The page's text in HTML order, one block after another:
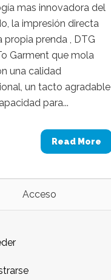
mas innovadora del
la impresión directa
propia prenda , DTG
Garment que mola
una calidad
un tacto agradable
para...
Read More
Acceso